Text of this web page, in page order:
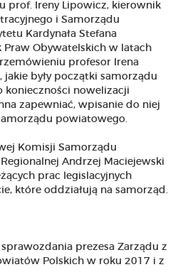
prof. Ireny Lipowicz, kierownik
i Samorządu
Kardynała Stefana
Praw Obywatelskich w latach
profesor Irena
jakie były początki samorządu
konieczności nowelizacji
zapewniać, wpisanie do niej
powiatowego.
Komisji Samorządu
Andrzej Maciejewski
prac legislacyjnych
które oddziałują na samorząd.
prezesa Zarządu z
Polskich w roku 2017 i z